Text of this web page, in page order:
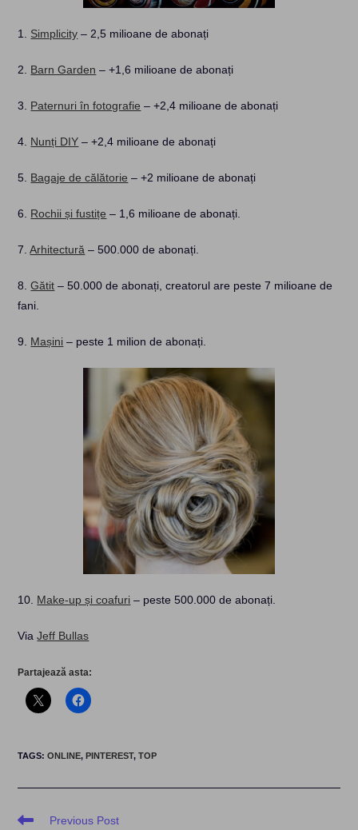
1. Simplicity – 2,5 milioane de abonați
2. Barn Garden – +1,6 milioane de abonați
3. Paternuri în fotografie – +2,4 milioane de abonați
4. Nunți DIY – +2,4 milioane de abonați
5. Bagaje de călătorie – +2 milioane de abonați
6. Rochii și fustițe – 1,6 milioane de abonați.
7.Arhitectură – 500.000 de abonați.
8.Gătit – 50.000 de abonați, creatorul are peste 7 milioane de
fani.
9. Mașini – peste 1 milion de abonați.
10. Make-up și coafuri – peste 500.000 de abonați.
ViaJeff Bullas
Partajează asta:
TAGS:ONLINE, PINTEREST, TOP
Read
Previous Post